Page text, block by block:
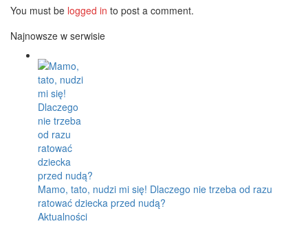
You must be logged in to post a comment.
Najnowsze w serwisie
Mamo, tato, nudzi mi się! Dlaczego nie trzeba od razu
ratować dziecka przed nudą?
Aktualności